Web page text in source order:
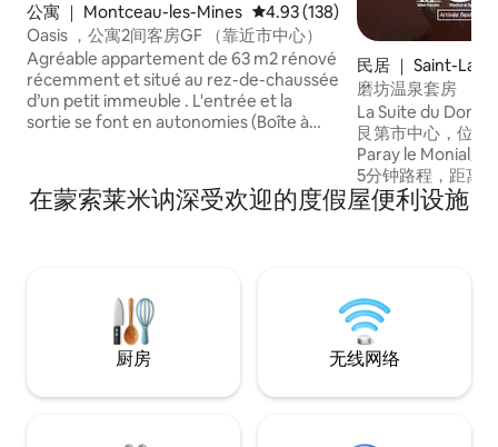
公寓 ｜ Montceau-les-Mines 平均评分 4.93 分（满分 5 分），
4.93 (138)
Oasis ，公寓2间客房GF （靠近市中心）
Agréable appartement de 63 m2 rénové
récemment et situé au rez-de-chaussée
d’un petit immeuble . L'entrée et la
sortie se font en autonomies (Boîte à
comme vous l’avez trouvé . 🚘 un parking
est situé juste en face l'appartement 🚶à
民居 ｜ Saint-
enay
磨坊温泉套房
La Suite du
艮第市中心，位于
Paray le Monial之
5分钟路程，距离
和40分钟内抵达
仅5分钟路程，让
系。
在蒙索莱米讷深受欢迎的度假屋便利设施
厨房 无线网络